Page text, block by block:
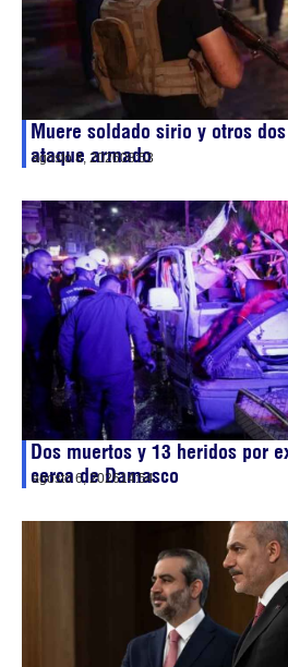
Muere soldado sirio y otros
ataque armado
agosto 8, 202608:53
Dos muertos y 13 heridos por
cerca de Damasco
agosto 6, 202614:54